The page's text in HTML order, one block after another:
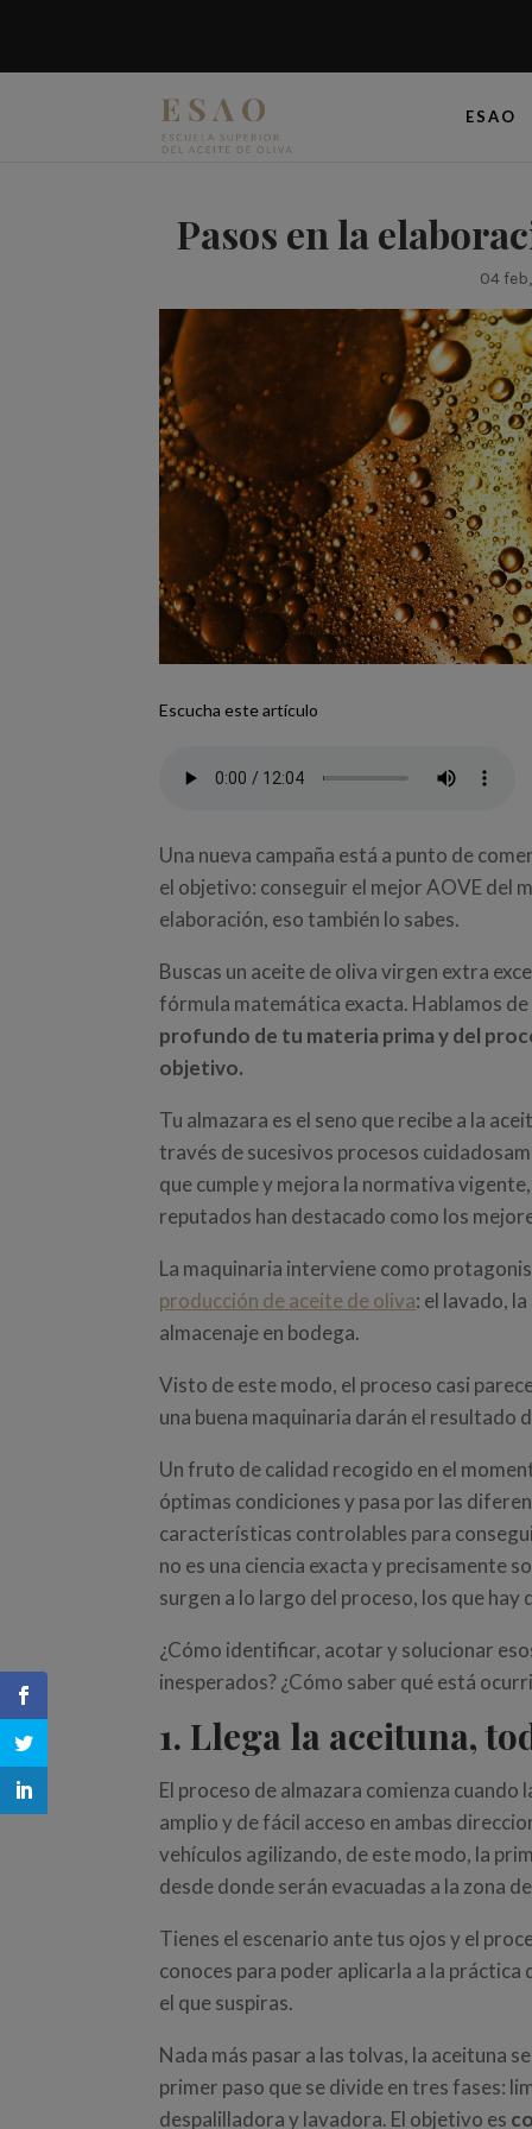
ESAO
Pasos en la
04
Escucha este artículo
Una nueva campaña está a punto de
el objetivo: conseguir el mejor AOVE del
elaboración, eso también lo sabes.
Buscas un aceite de oliva virgen extra
fórmula matemática exacta. Hablamos
profundo de tu materia prima y del
objetivo.
Tu almazara es el seno que recibe a la
través de sucesivos procesos
que cumple y mejora la normativa
reputados han destacado como los
La maquinaria interviene como
producción de aceite de oliva: el lavado,
almacenaje en bodega.
Visto de este modo, el proceso casi
una buena maquinaria darán el resultado
Un fruto de calidad recogido en el
óptimas condiciones y pasa por las
características controlables para
no es una ciencia exacta y precisamente
surgen a lo largo del proceso, los que
¿Cómo identificar, acotar y solucionar
inesperados? ¿Cómo saber qué está
1. Llega la aceituna,
El proceso de almazara comienza cuando
amplio y de fácil acceso en ambas
vehículos agilizando, de este modo, la
desde donde serán evacuadas a la zona
Tienes el escenario ante tus ojos y el
conoces para poder aplicarla a la práctica
el que suspiras.
Nada más pasar a las tolvas, la aceituna
primer paso que se divide en tres fases:
despalilladora y lavadora. El objetivo es